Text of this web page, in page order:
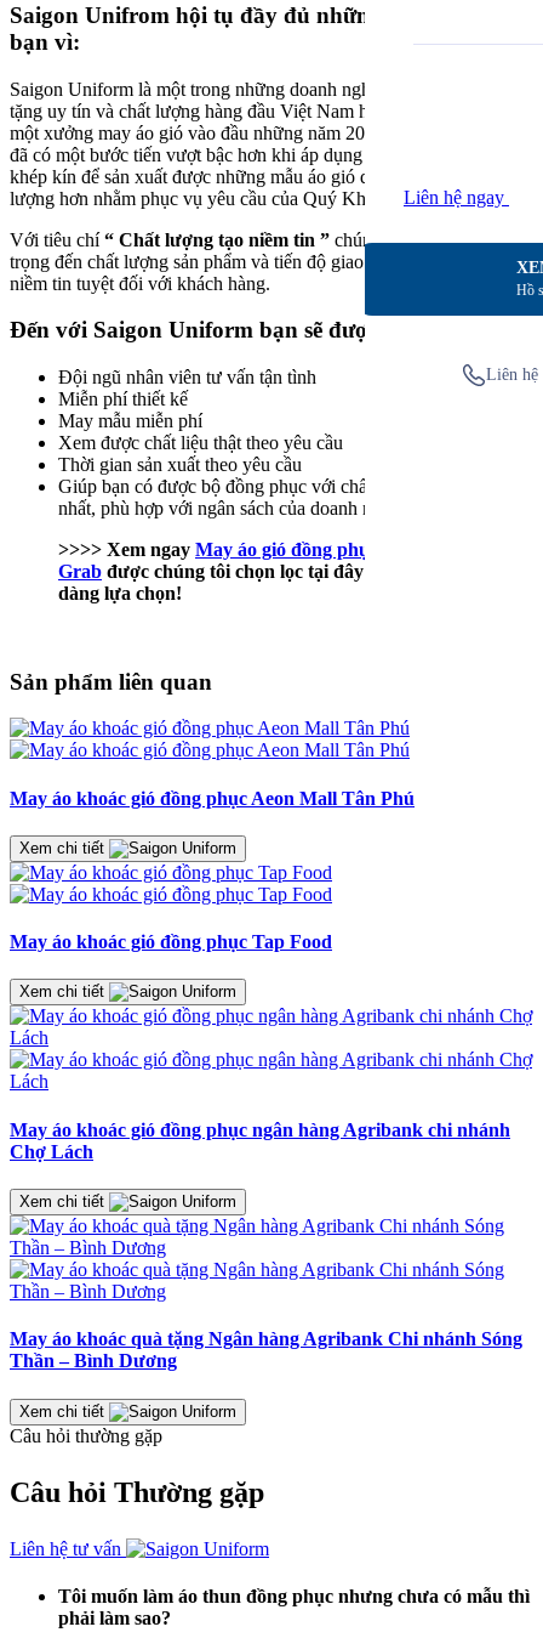
Liên hệ ngay
Hồ
Liên
Saigon Unifrom hội tụ đầy đủ những yêu cầu của
bạn vì:
Saigon Uniform là một trong những doanh nghiệp may áo gió quà
tặng uy tín và chất lượng hàng đầu Việt Nam hiện nay. Tiền thân là
một xưởng may áo gió vào đầu những năm 2008. Saigon Uniform
đã có một bước tiến vượt bậc hơn khi áp dụng quy trình sản xuất
khép kín để sản xuất được những mẫu áo gió quà tặng đẹp hơn, chất
lượng hơn nhằm phục vụ yêu cầu của Quý Khách Hàng.
Với tiêu chí“ Chất lượng tạo niềm tin ” chúng tôi đặc biệt chú
trọng đến chất lượng sản phẩm và tiến độ giao hàng nhằm tạo được
niềm tin tuyệt đối với khách hàng.
Đến với Saigon Uniform bạn sẽ được:
Đội ngũ nhân viên tư vấn tận tình
Miễn phí thiết kế
May mẫu miễn phí
Xem được chất liệu thật theo yêu cầu
Thời gian sản xuất theo yêu cầu
Giúp bạn có được bộ đồng phục với chất lượng tuyệt vời
nhất, phù hợp với ngân sách của doanh nghiệp bạn
>>>> Xem ngay May áo gió đồng phục công ty
Grab được chúng tôi chọn lọc tại đây để bạn dễ
dàng lựa chọn!
Sản phẩm liên quan
May áo khoác gió đồng phục Aeon Mall Tân Phú
Xem chi tiết
May áo khoác gió đồng phục Tap Food
Xem chi tiết
May áo khoác gió đồng phục ngân hàng Agribank chi nhánh
Chợ Lách
Xem chi tiết
May áo khoác quà tặng Ngân hàng Agribank Chi nhánh Sóng
Thần – Bình Dương
Xem chi tiết
Câu hỏi thường gặp
Câu hỏi Thường gặp
Liên hệ tư vấn
Tôi muốn làm áo thun đồng phục nhưng chưa có mẫu thì
phải làm sao?